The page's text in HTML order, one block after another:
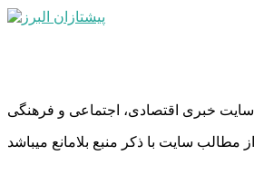
سایت خبری اقتصادی، اجتماعی و فرهنگی